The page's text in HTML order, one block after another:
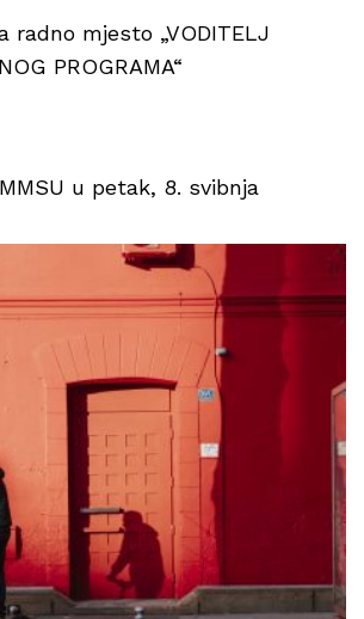
radno mjesto „VODITELJ
PROGRAMA“
u petak, 8. svibnja